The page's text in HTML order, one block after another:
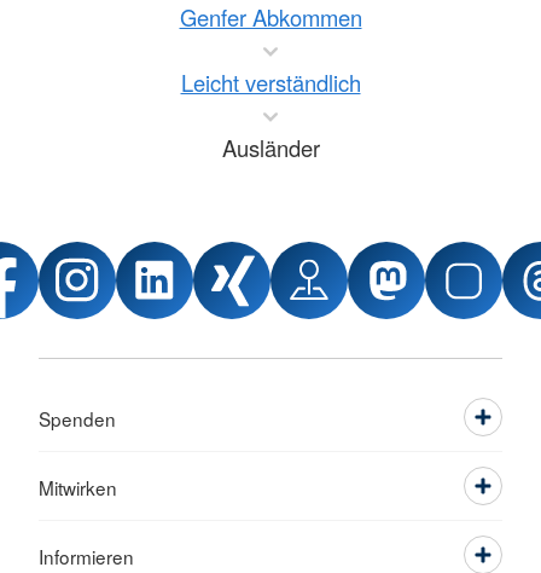
Genfer Abkommen
Leicht verständlich
Ausländer
Spenden
Mitwirken
Informieren